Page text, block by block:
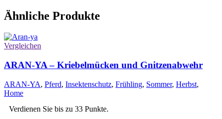
Ähnliche Produkte
Vergleichen
ARAN-YA – Kriebelmücken und Gnitzenabwehr
ARAN-YA, Pferd, Insektenschutz, Frühling, Sommer, Herbst,
Home
Verdienen Sie bis zu 33 Punkte.